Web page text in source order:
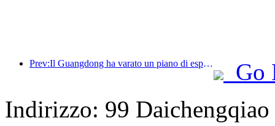
Prev:Il Guangdong ha varato un piano di espansione della capacità del settore dei servizi per trasformare la Greater Bay Area in una destinazione turistica di livello mondiale.
Go
Indirizzo: 99